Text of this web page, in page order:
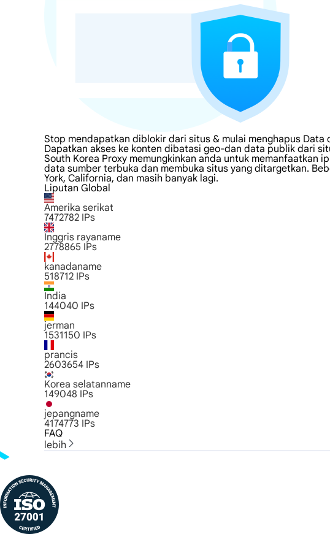
Stop mendapatkan diblokir dari situs & mulai menghapus Data
Dapatkan akses ke konten dibatasi geo-dan data publik dari
South Korea Proxy memungkinkan anda untuk memanfaatkan
data sumber terbuka dan membuka situs yang ditargetkan.
York, California, dan masih banyak lagi.
Liputan Global
Amerika serikat
7472782 IPs
Inggris rayaname
2778865 IPs
kanadaname
518712 IPs
India
144040 IPs
jerman
1531150 IPs
prancis
2603654 IPs
Korea selatanname
149048 IPs
jepangname
4174773 IPs
FAQ
lebih